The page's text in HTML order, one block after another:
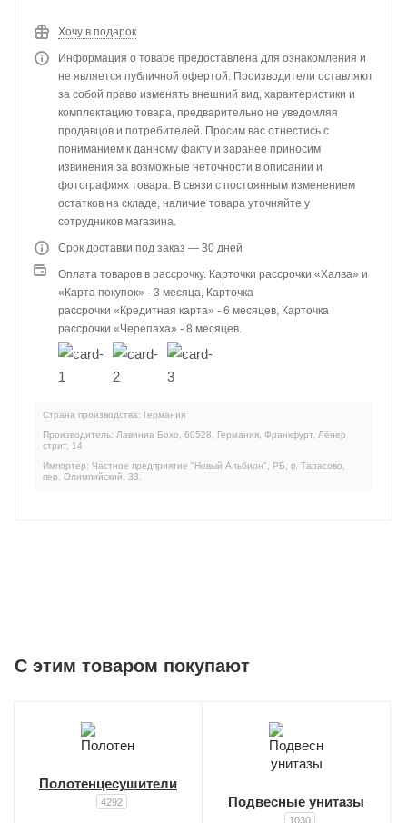
Хочу в подарок
Информация о товаре предоставлена для ознакомления и
не является публичной офертой. Производители оставляют
за собой право изменять внешний вид, характеристики и
комплектацию товара, предварительно не уведомляя
продавцов и потребителей. Просим вас отнестись с
пониманием к данному факту и заранее приносим
извинения за возможные неточности в описании и
фотографиях товара. В связи с постоянным изменением
остатков на складе, наличие товара уточняйте у
сотрудников магазина.
Срок доставки под заказ — 30 дней
Оплата товаров в рассрочку. Карточки рассрочки «Халва» и
«Карта покупок» - 3 месяца, Карточка
рассрочки «Кредитная карта» - 6 месяцев, Карточка
рассрочки «Черепаха» - 8 месяцев.
Страна производства: Германия
Производитель: Лавиниа Бохо, 60528, Германия, Франкфурт, Лёнер
стрит, 14
Импортер: Частное предприятие "Новый Альбион", РБ, п. Тарасово,
пер. Олимпийский, 33.
C этим товаром покупают
Полотенцесушители
4292 Подвесные унитазы
1030